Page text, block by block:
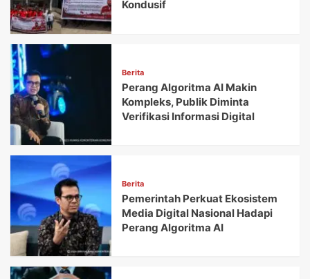
Kondusif
Berita
Perang Algoritma AI Makin
Kompleks, Publik Diminta
Verifikasi Informasi Digital
Berita
Pemerintah Perkuat Ekosistem
Media Digital Nasional Hadapi
Perang Algoritma AI